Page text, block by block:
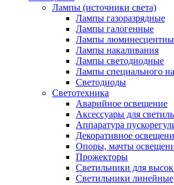
Лампы (источники света)
Лампы газоразрядные
Лампы галогенные
Лампы
Лампы накаливания
Лампы светодиодные
Лампы специального
Светодиоды
Светотехника
Аварийное освещение
Аксессуары для
Аппаратура
Декоративное
Опоры, мачты
Прожекторы
Светильники для
Светильники линейные